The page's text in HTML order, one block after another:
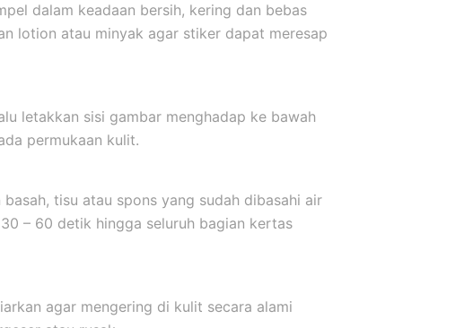
dalam keadaan bersih, kering dan bebas
lotion atau minyak agar stiker dapat meresap
letakkan sisi gambar menghadap ke bawah
permukaan kulit.
tisu atau spons yang sudah dibasahi air
– 60 detik hingga seluruh bagian kertas
agar mengering di kulit secara alami